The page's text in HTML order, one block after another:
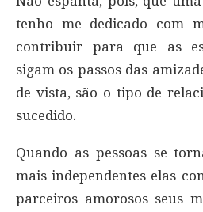
tenho me dedicado com
contribuir para que as
sigam os passos das
de vista, são o tipo de
sucedido.
Quando as pessoas se
mais independentes elas
parceiros amorosos seus